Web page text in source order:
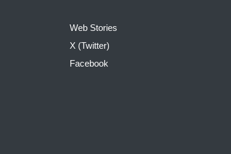
Web Stories
X (Twitter)
Facebook